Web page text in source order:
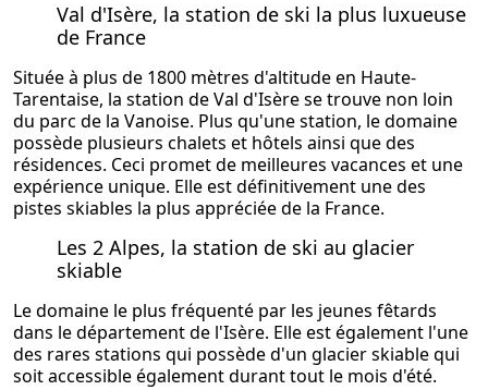
Val d'Isère, la station de ski la plus luxueuse
de France
Située à plus de 1800 mètres d'altitude en Haute-
Tarentaise, la station de Val d'Isère se trouve non loin
du parc de la Vanoise. Plus qu'une station, le domaine
possède plusieurs chalets et hôtels ainsi que des
résidences. Ceci promet de meilleures vacances et une
expérience unique. Elle est définitivement une des
pistes skiables la plus appréciée de la France.
Les 2 Alpes, la station de ski au glacier
skiable
Le domaine le plus fréquenté par les jeunes fêtards
dans le département de l'Isère. Elle est également l'une
des rares stations qui possède d'un glacier skiable qui
soit accessible également durant tout le mois d'été.